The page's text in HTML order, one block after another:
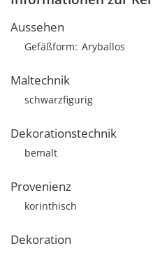
Aussehen
Gefäßform Aryballos
Maltechnik
schwarzfigurig
Dekorationstechnik
bemalt
Provenienz
korinthisch
Dekoration